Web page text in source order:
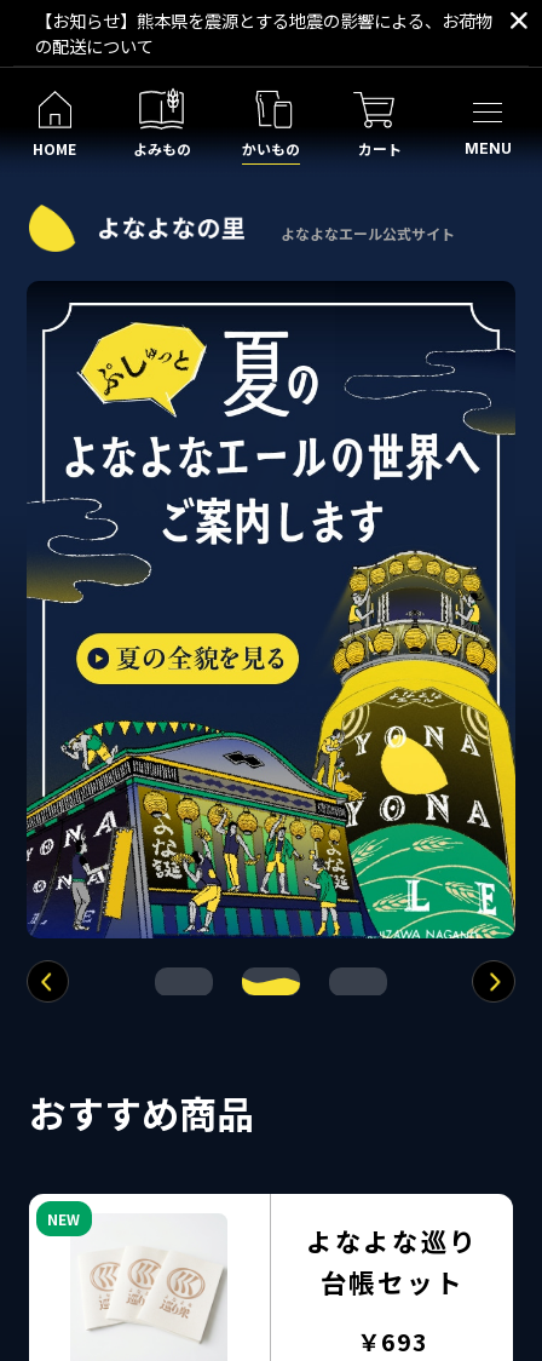
【お知らせ】熊本県を震源とする地震の影響による、お荷物
の配送について
HOME よみもの かいもの カート MENU
よなよなエール公式サイト
おすすめ商品
NEW
よなよな巡り
台帳セット
￥693